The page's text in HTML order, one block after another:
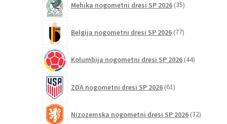
Mehika nogometni dresi SP 2026 35izdelkov
Belgija nogometni dresi SP 2026 77izdelkov
Kolumbija nogometni dresi SP 2026 44izdelkov
ZDA nogometni dresi SP 2026 61izdelkov
Nizozemska nogometni dresi SP 2026 32izdelkov